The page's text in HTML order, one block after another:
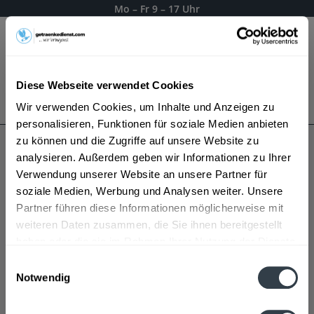
Diese Webseite verwendet Cookies
Wir verwenden Cookies, um Inhalte und Anzeigen zu
personalisieren, Funktionen für soziale Medien anbieten
zu können und die Zugriffe auf unsere Website zu
analysieren. Außerdem geben wir Informationen zu Ihrer
Verwendung unserer Website an unsere Partner für
soziale Medien, Werbung und Analysen weiter. Unsere
Partner führen diese Informationen möglicherweise mit
weiteren Daten zusammen, die Sie ihnen bereitgestellt
Notwendig
Mo – Fr 9 – 17 Uhr
Es gilt unsereDatenschutzerklärung
FZ Getränke